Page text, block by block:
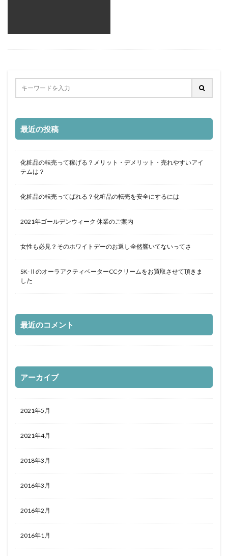
最近の投稿
化粧品の転売って稼げる？メリット・デメリット・売れやすいアイ
テムは？
化粧品の転売ってばれる？化粧品の転売を安全にするには
2021年ゴールデンウィーク 休業のご案内
女性も必見？そのホワイトデーのお返し全然響いてないってさ
SK-ⅡのオーラアクティベーターCCクリームをお買取させて頂きま
した
最近のコメント
アーカイブ
2021年5月
2021年4月
2018年3月
2016年3月
2016年2月
2016年1月